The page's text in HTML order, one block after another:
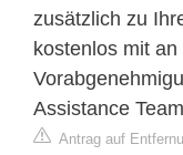
zusätzlich zu
kostenlos mit
Assistance
Antrag auf